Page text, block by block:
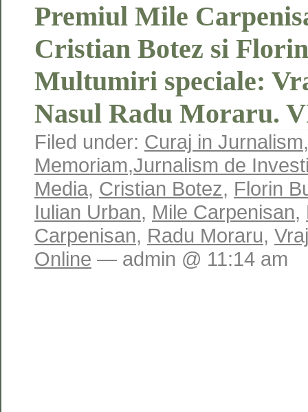
Premiul Mile
Cristian Botez si
Multumiri speciale:
Nasul Radu Moraru.
Filed under: Curaj in Jurnalism,
Memoriam,Jurnalism de
Media, Cristian Botez, Florin
Iulian Urban, Mile Carpenisan,
Carpenisan, Radu Moraru,
Online — admin @ 11:14 am